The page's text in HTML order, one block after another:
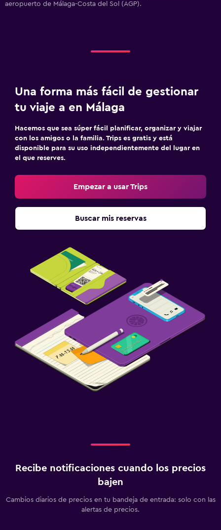
aeropuerto de Málaga-Costa del Sol (AGP).
Una forma más fácil de gestionar
tu viaje a en Málaga
Hacemos que sea súper fácil planificar, organizar y viajar
con los amigos o la familia. Trips es gratis y está
disponible para su uso independientemente del lugar en
el que reserves.
Empezar a usar Trips
Buscar mis reservas
Recibe notificaciones cuando los precios
bajen
Cambios diarios de precios en tu bandeja de entrada: solo con las
alertas de precios.